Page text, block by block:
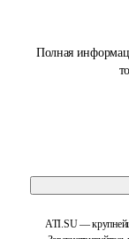
Полная
ATI.SU —